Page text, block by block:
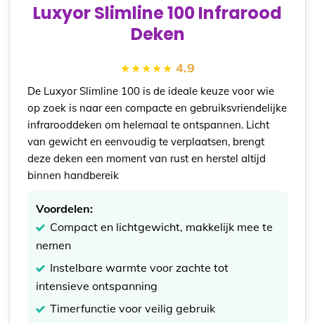
Luxyor Slimline 100 Infrarood
Deken
4.9
De Luxyor Slimline 100 is de ideale keuze voor wie
op zoek is naar een compacte en gebruiksvriendelijke
infrarooddeken om helemaal te ontspannen. Licht
van gewicht en eenvoudig te verplaatsen, brengt
deze deken een moment van rust en herstel altijd
binnen handbereik
Voordelen:
Compact en lichtgewicht, makkelijk mee te
nemen
Instelbare warmte voor zachte tot
intensieve ontspanning
Timerfunctie voor veilig gebruik